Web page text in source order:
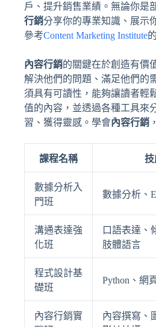
戶、提升銷售業績。無論你是
行銷分享你的專業知識、展示
參考Content Marketing Institute
內容行銷的關鍵在於創造有價
解決他們的問題、滿足他們的
須具有可讀性，能夠讓讀者輕
值的內容，並透過各種工具來
習、獲得靈感。學會內容行銷
課程名稱 技
數據分析入
門班
數據分析、
溝通表達強
化班
口語表達、
肢體語言
程式設計基
礎班
Python、網
內容行銷實
內容撰寫、